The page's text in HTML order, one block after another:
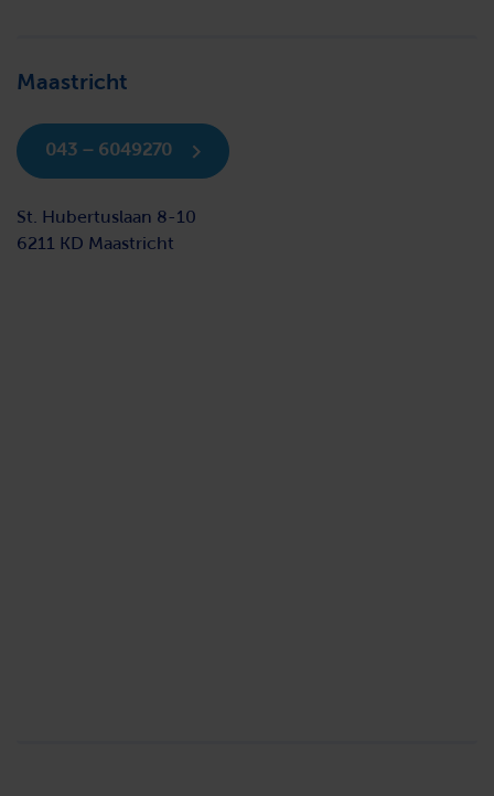
Maastricht
043 – 6049270
St. Hubertuslaan 8-10
6211 KD Maastricht